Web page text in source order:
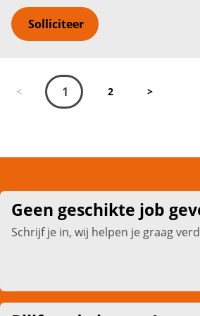
Solliciteer
< 1 2 >
Geen geschikte job
Schrijf je in, wij helpen je graag